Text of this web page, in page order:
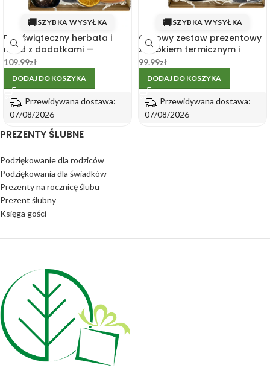
🚚SZYBKA WYSYŁKA
Box świąteczny herbata i
miód z dodatkami —
bożonarodzeniowy zestaw
109.99zł
DODAJ DO KOSZYKA
Przewidywana dostawa:
07/08/2026
🚚SZYBKA WYSYŁKA
Gotowy zestaw prezentowy
z kubkiem termicznym i
herbatą – świąteczny
99.99zł
DODAJ DO KOSZYKA
Przewidywana dostawa:
07/08/2026
PREZENTY ŚLUBNE
Podziękowanie dla rodziców
Podziękowania dla świadków
Prezenty na rocznicę ślubu
Prezent ślubny
Księga gości